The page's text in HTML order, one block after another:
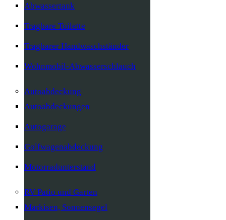
Abwassertank
Tragbare Toilette
Tragbarer Handwaschständer
Wohnmobil-Abwasserschlauch
Autoabdeckung
Autoabdeckungen
Autogarage
Golfwagenabdeckung
Motorradunterstand
RV Patio und Garten
Markisen, Sonnensegel